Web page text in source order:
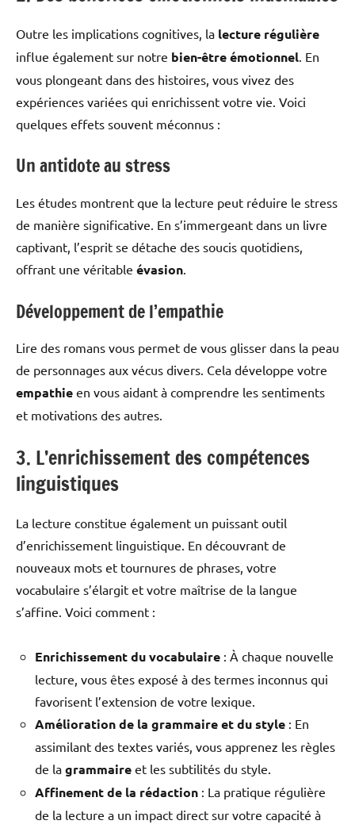
Outre les implications cognitives, la lecture régulière
influe également sur notre bien-être émotionnel. En
vous plongeant dans des histoires, vous vivez des
expériences variées qui enrichissent votre vie. Voici
quelques effets souvent méconnus :
Un antidote au stress
Les études montrent que la lecture peut réduire le stress
de manière significative. En s’immergeant dans un livre
captivant, l’esprit se détache des soucis quotidiens,
offrant une véritable évasion
Développement de l’empathie
Lire des romans vous permet de vous glisser dans la peau
de personnages aux vécus divers. Cela développe votre
empathie en vous aidant à comprendre les sentiments
et motivations des autres.
3. L’enrichissement des compétences
linguistiques
La lecture constitue également un puissant outil
d’enrichissement linguistique. En découvrant de
nouveaux mots et tournures de phrases, votre
vocabulaire s’élargit et votre maîtrise de la langue
s’affine. Voici comment :
Enrichissement du vocabulaire : À chaque nouvelle
lecture, vous êtes exposé à des termes inconnus qui
favorisent l’extension de votre lexique.
Amélioration de la grammaire et du style : En
assimilant des textes variés, vous apprenez les règles
de la grammaire et les subtilités du style.
Affinement de la rédaction : La pratique régulière
de la lecture a un impact direct sur votre capacité à